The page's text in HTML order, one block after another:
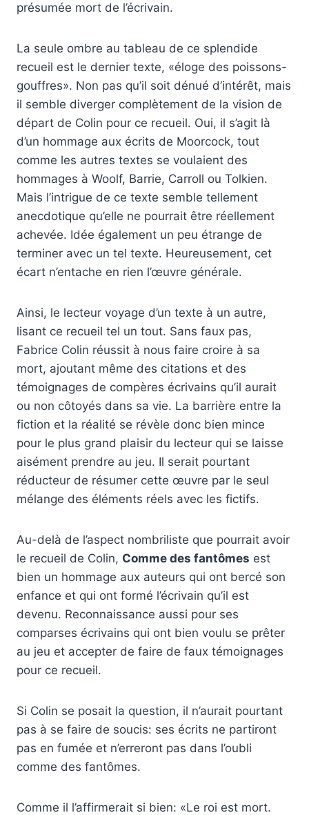
présumée mort de l’écrivain.
La seule ombre au tableau de ce splendide
recueil est le dernier texte, «éloge des poissons-
gouffres». Non pas qu’il soit dénué d’intérêt, mais
il semble diverger complètement de la vision de
départ de Colin pour ce recueil. Oui, il s’agit là
d’un hommage aux écrits de Moorcock, tout
comme les autres textes se voulaient des
hommages à Woolf, Barrie, Carroll ou Tolkien.
Mais l’intrigue de ce texte semble tellement
anecdotique qu’elle ne pourrait être réellement
achevée. Idée également un peu étrange de
terminer avec un tel texte. Heureusement, cet
écart n’entache en rien l’œuvre générale.
Ainsi, le lecteur voyage d’un texte à un autre,
lisant ce recueil tel un tout. Sans faux pas,
Fabrice Colin réussit à nous faire croire à sa
mort, ajoutant même des citations et des
témoignages de compères écrivains qu’il aurait
ou non côtoyés dans sa vie. La barrière entre la
fiction et la réalité se révèle donc bien mince
pour le plus grand plaisir du lecteur qui se laisse
aisément prendre au jeu. Il serait pourtant
réducteur de résumer cette œuvre par le seul
mélange des éléments réels avec les fictifs.
Au-delà de l’aspect nombriliste que pourrait avoir
le recueil de Colin, Comme des fantômes est
bien un hommage aux auteurs qui ont bercé son
enfance et qui ont formé l’écrivain qu’il est
devenu. Reconnaissance aussi pour ses
comparses écrivains qui ont bien voulu se prêter
au jeu et accepter de faire de faux témoignages
pour ce recueil.
Si Colin se posait la question, il n’aurait pourtant
pas à se faire de soucis: ses écrits ne partiront
pas en fumée et n’erreront pas dans l’oubli
comme des fantômes.
Comme il l’affirmerait si bien: «Le roi est mort.